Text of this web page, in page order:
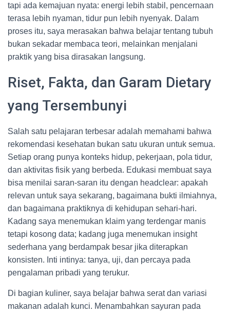
tapi ada kemajuan nyata: energi lebih stabil, pencernaan
terasa lebih nyaman, tidur pun lebih nyenyak. Dalam
proses itu, saya merasakan bahwa belajar tentang tubuh
bukan sekadar membaca teori, melainkan menjalani
praktik yang bisa dirasakan langsung.
Riset, Fakta, dan Garam Dietary
yang Tersembunyi
Salah satu pelajaran terbesar adalah memahami bahwa
rekomendasi kesehatan bukan satu ukuran untuk semua.
Setiap orang punya konteks hidup, pekerjaan, pola tidur,
dan aktivitas fisik yang berbeda. Edukasi membuat saya
bisa menilai saran-saran itu dengan headclear: apakah
relevan untuk saya sekarang, bagaimana bukti ilmiahnya,
dan bagaimana praktiknya di kehidupan sehari-hari.
Kadang saya menemukan klaim yang terdengar manis
tetapi kosong data; kadang juga menemukan insight
sederhana yang berdampak besar jika diterapkan
konsisten. Inti intinya: tanya, uji, dan percaya pada
pengalaman pribadi yang terukur.
Di bagian kuliner, saya belajar bahwa serat dan variasi
makanan adalah kunci. Menambahkan sayuran pada